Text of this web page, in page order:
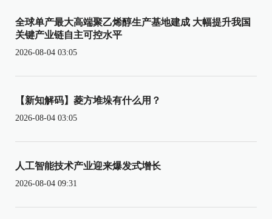
全球单产最大高端聚乙烯醇生产基地建成 大幅提升我国
关键产业链自主可控水平
2026-08-04 03:05
【新知解码】菱方堆垛有什么用？
2026-08-04 03:05
人工智能技术产业迎来爆发式增长
2026-08-04 09:31